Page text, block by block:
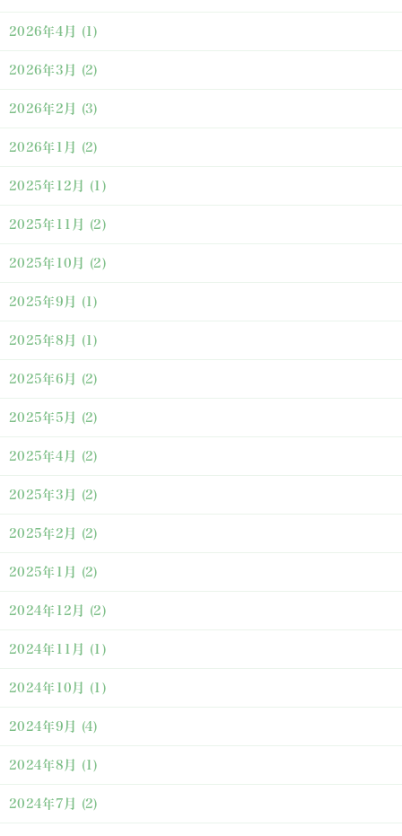
2026年4月 (1)
2026年3月 (2)
2026年2月 (3)
2026年1月 (2)
2025年12月 (1)
2025年11月 (2)
2025年10月 (2)
2025年9月 (1)
2025年8月 (1)
2025年6月 (2)
2025年5月 (2)
2025年4月 (2)
2025年3月 (2)
2025年2月 (2)
2025年1月 (2)
2024年12月 (2)
2024年11月 (1)
2024年10月 (1)
2024年9月 (4)
2024年8月 (1)
2024年7月 (2)